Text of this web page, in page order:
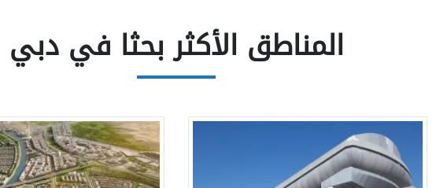
المناطق الأكثر بحثا في دبي